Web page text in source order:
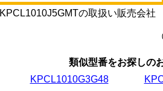
KPCL1010J5GMTの取扱い販売会
類似型番をお探しの
KPCL1010G3G48